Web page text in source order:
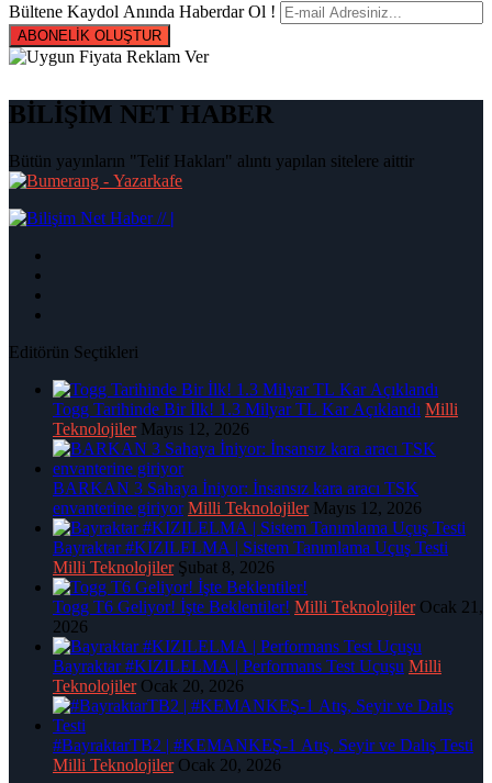
Bültene Kaydol Anında Haberdar Ol !
ABONELİK OLUŞTUR
BİLİŞİM NET HABER
Bütün yayınların "Telif Hakları" alıntı yapılan sitelere aittir
|
Editörün Seçtikleri
Togg Tarihinde Bir İlk! 1.3 Milyar TL Kar Açıklandı Milli
Teknolojiler Mayıs 12, 2026
BARKAN 3 Sahaya İniyor: İnsansız kara aracı TSK
envanterine giriyor Milli Teknolojiler Mayıs 12, 2026
Bayraktar #KIZILELMA | Sistem Tanımlama Uçuş Testi
Milli Teknolojiler Şubat 8, 2026
Togg T6 Geliyor! İşte Beklentiler! Milli Teknolojiler Ocak 21,
2026
Bayraktar #KIZILELMA | Performans Test Uçuşu Milli
Teknolojiler Ocak 20, 2026
#BayraktarTB2 | #KEMANKEŞ-1 Atış, Seyir ve Dalış Testi
Milli Teknolojiler Ocak 20, 2026